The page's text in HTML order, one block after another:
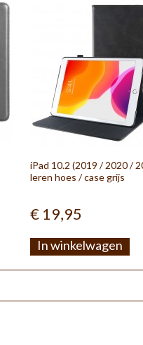
iPad 10.2 (2019 / 2020 /
leren hoes / case grijs
€ 19,95
In winkelwagen